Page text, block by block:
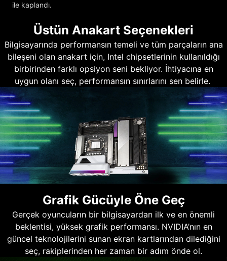
ile kaplandı.
Üstün Anakart Seçenekleri
Bilgisayarında performansın temeli ve tüm parçaların ana
bileşeni olan anakart için, Intel chipsetlerinin kullanıldığı
birbirinden farklı opsiyon seni bekliyor. İhtiyacına en
uygun olanı seç, performansın sınırlarını sen belirle.
Grafik Gücüyle Öne Geç
Gerçek oyuncuların bir bilgisayardan ilk ve en önemli
beklentisi, yüksek grafik performansı. NVIDIA’nın en
güncel teknolojilerini sunan ekran kartlarından dilediğini
seç, rakiplerinden her zaman bir adım önde ol.